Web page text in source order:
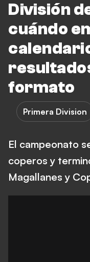
División
cuándo
formato
Primera Division
El campeonato
coperos y
Magallanes y